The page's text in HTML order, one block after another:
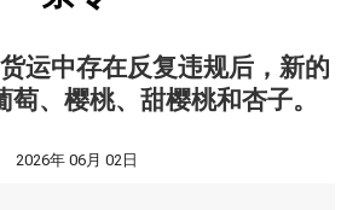
运中存在反复违规后，新的
萄、樱桃、甜樱桃和杏子。
2026年 06月 02日